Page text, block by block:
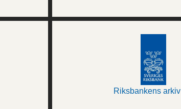
Riksbankens arkiv